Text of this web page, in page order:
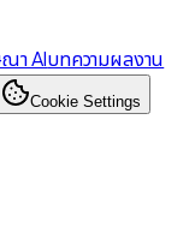
า AIบทความผลงาน
Cookie Settings